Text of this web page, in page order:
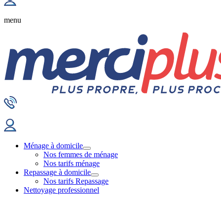
menu
Ménage à domicile
Nos femmes de ménage
Nos tarifs ménage
Repassage à domicile
Nos tarifs Repassage
Nettoyage professionnel